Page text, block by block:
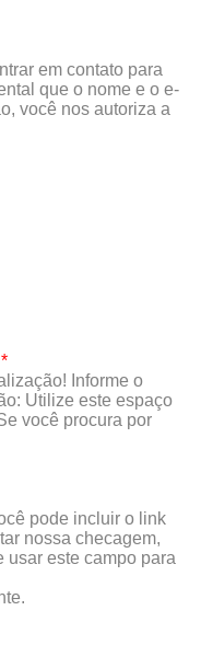
em contato para
que o nome e o e-
você nos autoriza a
*
Informe o
Utilize este espaço
você procura por
pode incluir o link
nossa checagem,
usar este campo para